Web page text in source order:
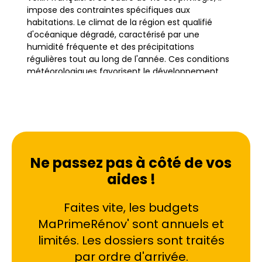
impose des contraintes spécifiques aux
habitations. Le climat de la région est qualifié
d'océanique dégradé, caractérisé par une
humidité fréquente et des précipitations
régulières tout au long de l'année. Ces conditions
météorologiques favorisent le développement
quartier du Centre-ville ou vers Belloy, devient
rapidement poreux. Les mousses retiennent
l'humidité, ce qui accélère la dégradation des
ardoises. Avec le temps, cette accumulation
végétale peut soulever les éléments de la toiture,
créant des voies d'infiltration pour l'eau de pluie.
Le traitement de toiture n'est donc pas une
simple opération esthétique, mais un acte de
Ne passez pas à côté de vos
aides !
Faites vite, les budgets
MaPrimeRénov' sont annuels et
limités. Les dossiers sont traités
par ordre d'arrivée.